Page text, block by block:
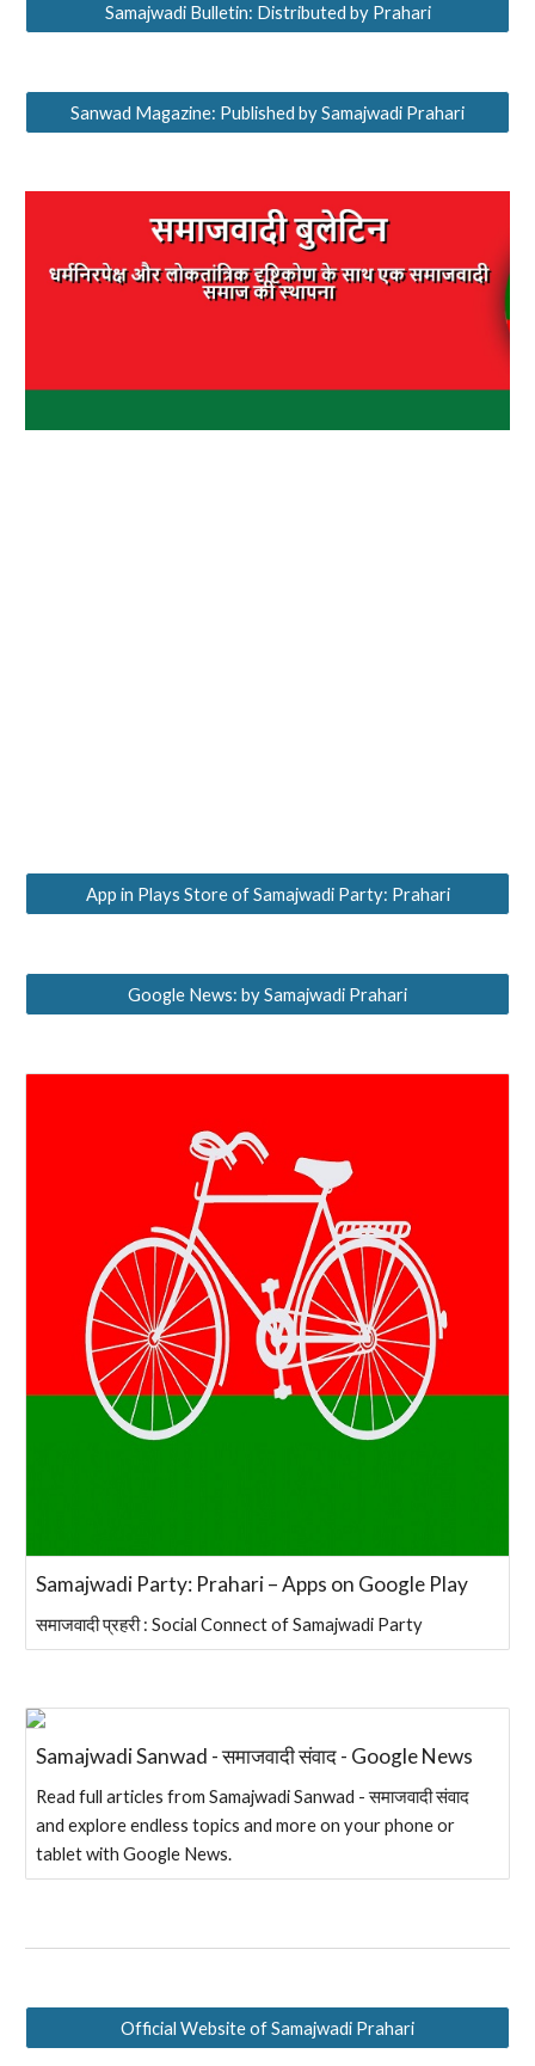
Samajwadi Bulletin: Distributed by Prahari
Sanwad Magazine: Published by Samajwadi Prahari
App in Plays Store of Samajwadi Party: Prahari
Google News: by Samajwadi Prahari
Samajwadi Party: Prahari – Apps on Google Play
समाजवादी प्रहरी : Social Connect of Samajwadi Party
Samajwadi Sanwad - समाजवादी संवाद - Google News
Read full articles from Samajwadi Sanwad - समाजवादी संवाद
and explore endless topics and more on your phone or
tablet with Google News.
Official Website of Samajwadi Prahari